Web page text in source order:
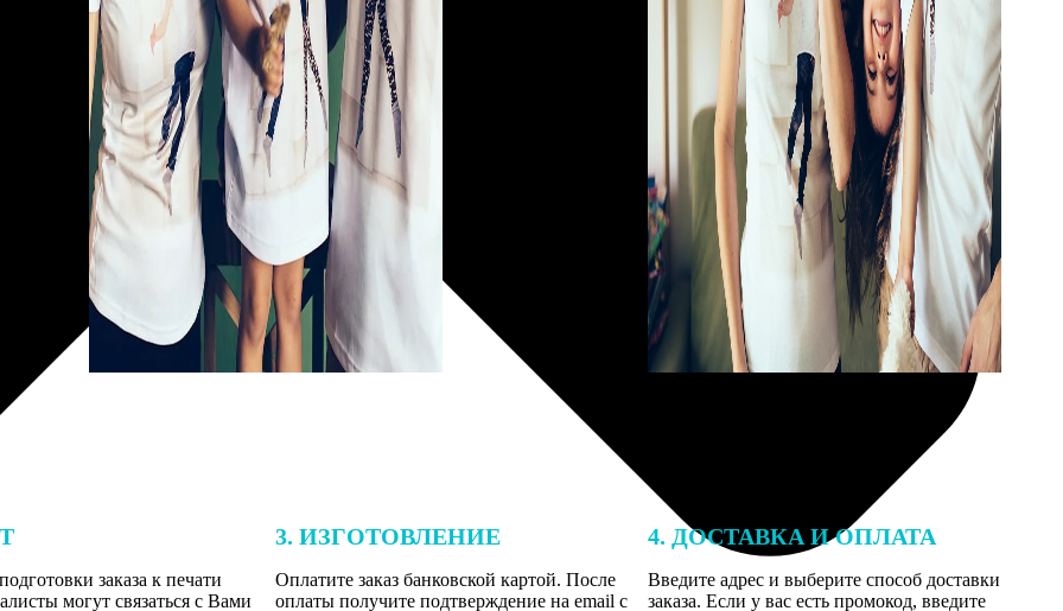
заказа к печати
могут связаться с Вами
3. ИЗГОТОВЛЕНИЕ
Оплатите заказ банковской картой. После
оплаты получите подтверждение на email с
4. ДОСТАВКА И ОПЛАТА
Введите адрес и выберите способ доставки
заказа. Если у вас есть промокод, введите